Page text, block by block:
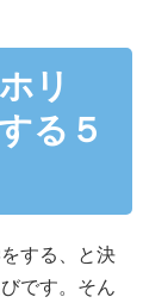
リ
る５
する、と決
です。そん